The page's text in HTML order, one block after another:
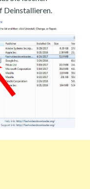
Deinstallieren.